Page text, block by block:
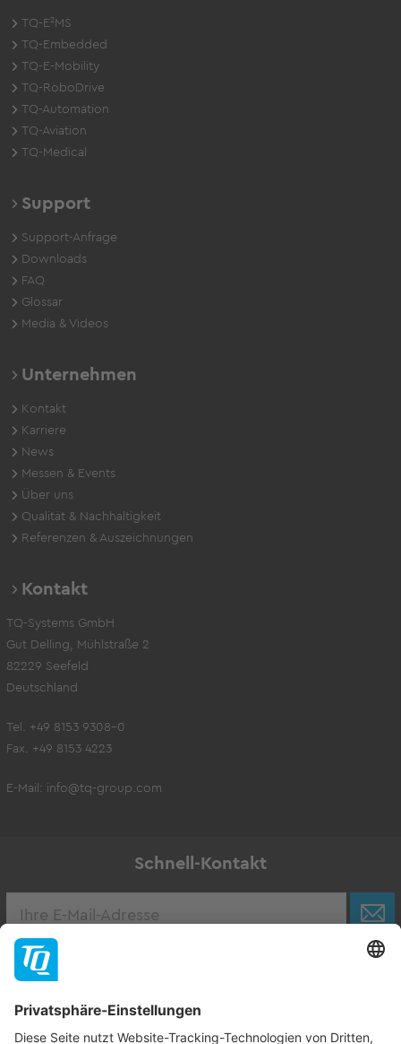
TQ-E²MS
TQ-Embedded
TQ-E-Mobility
TQ-RoboDrive
TQ-Automation
TQ-Aviation
TQ-Medical
Support
Support-Anfrage
Downloads
FAQ
Glossar
Media & Videos
Unternehmen
Kontakt
Karriere
News
Messen & Events
Über uns
Qualität & Nachhaltigkeit
Referenzen & Auszeichnungen
Kontakt
TQ-Systems GmbH
Gut Delling, Mühlstraße 2
82229 Seefeld
Deutschland
Tel. +49 8153 9308-0
Fax. +49 8153 4223
E-Mail: info@tq-group.com
Schnell-Kontakt